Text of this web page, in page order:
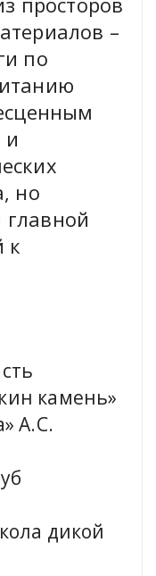
–
по
и
но
к
камень»
А.С.
дикой